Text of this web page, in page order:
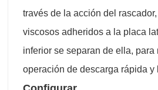
través de la acción del
viscosos adheridos a la placa
inferior se separan de ella, para
operación de descarga rápida y